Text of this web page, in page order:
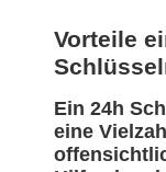
Vorteile
Ein 24h
eine